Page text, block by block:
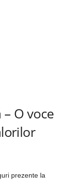
O voce
prezente la